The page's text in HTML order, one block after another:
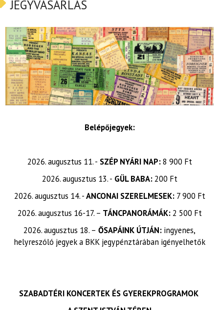
JEGYVÁSÁRLÁS
Belépőjegyek:
2026. augusztus 11. - SZÉP NYÁRI NAP:8 900 Ft
2026. augusztus 13. - GÜL BABA:200 Ft
2026. augusztus 14. -ANCONAI SZERELMESEK: 7 900 Ft
2026. augusztus 16-17. – TÁNCPANORÁMÁK:2 500 Ft
2026. augusztus 18. – ŐSAPÁINK ÚTJÁN: ingyenes,
helyreszóló jegyek a BKK jegypénztárában igényelhetők
SZABADTÉRI KONCERTEK ÉS GYEREKPROGRAMOK